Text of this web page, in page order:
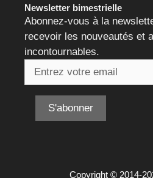
Newsletter bimestrielle
Abonnez-vous à la
recevoir les nouveautés et
incontournables.
Copyright © 2014-